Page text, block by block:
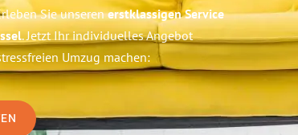
Sie unserenerstklassigen Service
. Jetzt Ihr individuelles Angebot
Umzug machen: